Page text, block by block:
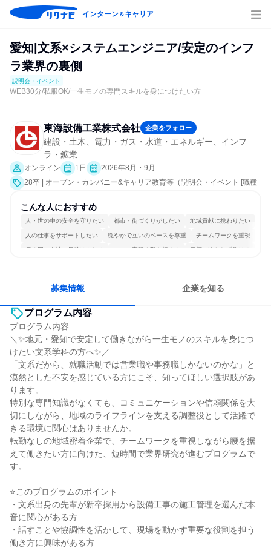
インターン＆キャリア
愛知|文系×システムエンジニア/安定のインフ
ラ業界の裏側
説明会・イベント
WEB30分/私服OK/一生モノの専門スキルを身につけたい方
東海設備工業株式会社 企業をフォロー
建設・土木、電力・ガス・水道・エネルギー、インフ
ラ・鉱業
オンライン 1日
2026年8月・9月
28卒 | オープン・カンパニー&キャリア教育等（説明会・イベント [職種
こんな人におすすめ
人・世の中の安全を守りたい 都市・街づくりがしたい 地域貢献に携わりたい
人の仕事をサポートしたい 穏やかで互いのペースを尊重 チームワークを重視
長く同じ会社に居続けられる 一つの専門分野を極める 目標に追われず働ける
募集情報 企業を知る
プログラム内容
プログラム内容
＼✨地元・愛知で安定して働きながら一生モノのスキルを身につ
けたい文系学科の方へ✨／
「文系だから、就職活動では営業職や事務職しかないのかな」と
漠然とした不安を感じている方にこそ、知ってほしい選択肢があ
ります。
特別な専門知識がなくても、コミュニケーションや信頼関係を大
切にしながら、地域のライフラインを支える調整役として活躍で
きる環境に関心はありませんか。
転勤なしの地域密着企業で、チームワークを重視しながら腰を据
えて働きたい方に向けた、短時間で業界研究が進むプログラムで
す。
⭐このプログラムのポイント
・文系出身の先輩が新卒採用から設備工事の施工管理を選んだ本
音に関心がある方
・話すことや協調性を活かして、現場を動かす重要な役割を担う
働き方に興味がある方